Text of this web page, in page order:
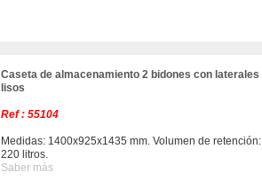
Caseta de almacenamiento 2 bidones con laterales
lisos
Ref : 55104
Medidas: 1400x925x1435 mm. Volumen de retención:
220 litros.
Saber más